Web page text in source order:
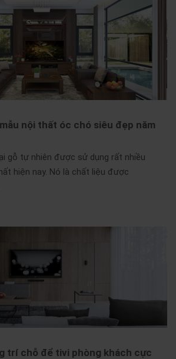
nội thất óc chó siêu đẹp năm
gỗ tự nhiên được sử dụng rất nhiều
hiện nay. Nó là chất liệu được
trí chỗ để tivi phòng khách cực